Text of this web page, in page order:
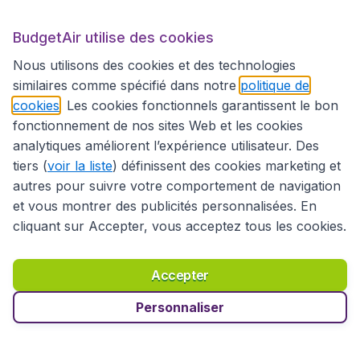
Sites internationaux
Déclaration d’accessibilité
Conditions générales
Déclaration de confidentialité
Droits d’auteur © 2026
BudgetAir utilise des cookies
Nous utilisons des cookies et des technologies
similaires comme spécifié dans notre politique de
cookies . Les cookies fonctionnels garantissent le bon
fonctionnement de nos sites Web et les cookies
analytiques améliorent l’expérience utilisateur. Des
tiers (voir la liste) définissent des cookies marketing et
autres pour suivre votre comportement de navigation
et vous montrer des publicités personnalisées. En
cliquant sur Accepter, vous acceptez tous les cookies.
Accepter
Personnaliser